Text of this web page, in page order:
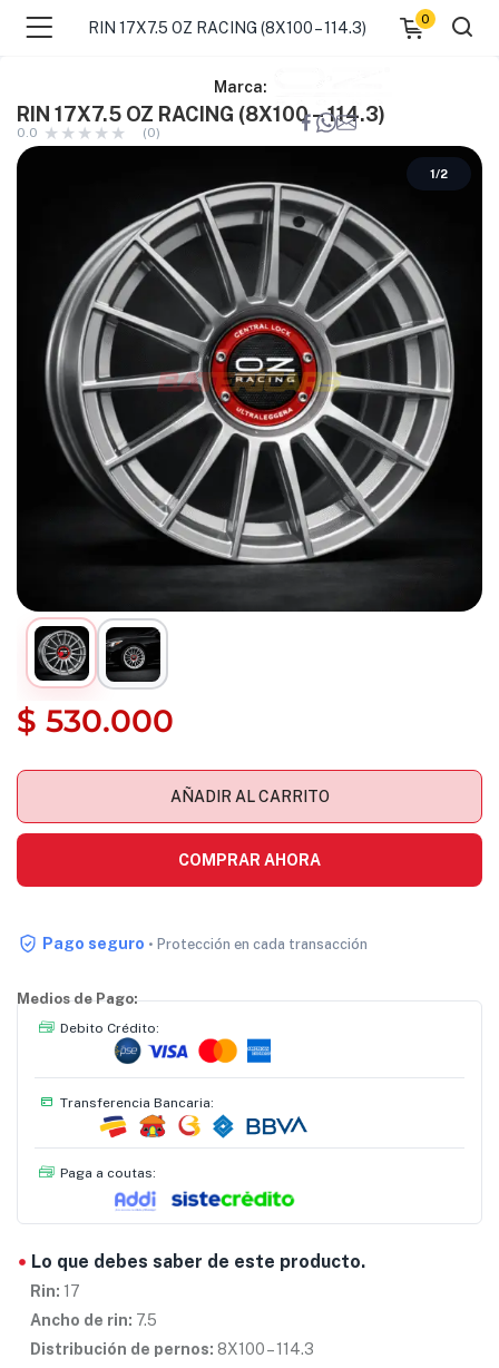
RIN 17X7.5 OZ RACING (8X100 – 114.3)
0
Marca:
RIN 17X7.5 OZ RACING (8X100 – 114.3)
0.0 (0)
1/2
$ 530.000
AÑADIR AL CARRITO
COMPRAR AHORA
Pago seguro • Protección en cada transacción
Medios de Pago:
Debito Crédito:
Transferencia Bancaria:
Paga a coutas:
Lo que debes saber de este producto.
Rin: 17
Ancho de rin: 7.5
Distribución de pernos: 8X100 – 114.3